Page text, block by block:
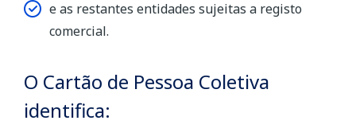
e as restantes entidades sujeitas a registo
comercial.
O Cartão de Pessoa Coletiva
identifica: